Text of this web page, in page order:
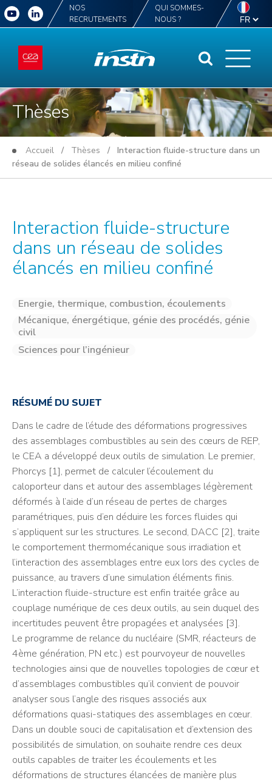
NOS
RECRUTEMENTS
QUI SOMMES-
NOUS ?
Thèses
Accueil / Thèses / Interaction fluide-structure dans un
réseau de solides élancés en milieu confiné
Interaction fluide-structure
dans un réseau de solides
élancés en milieu confiné
Energie, thermique, combustion, écoulements
Mécanique, énergétique, génie des procédés, génie
civil
Sciences pour l’ingénieur
RÉSUMÉ DU SUJET
Dans le cadre de l’étude des déformations progressives
des assemblages combustibles au sein des cœurs de REP,
le CEA a développé deux outils de simulation. Le premier,
Phorcys [1], permet de calculer l’écoulement du
caloporteur dans et autour des assemblages légèrement
déformés à l’aide d’un réseau de pertes de charges
paramétriques, puis d’en déduire les forces fluides qui
s’appliquent sur les structures. Le second, DACC [2], traite
le comportement thermomécanique sous irradiation et
l’interaction des assemblages entre eux lors des cycles de
puissance, au travers d’une simulation éléments finis.
L’interaction fluide-structure est enfin traitée grâce au
couplage numérique de ces deux outils, au sein duquel des
incertitudes peuvent être propagées et analysées [3].
Le programme de relance du nucléaire (SMR, réacteurs de
4ème génération, PN etc.) est pourvoyeur de nouvelles
technologies ainsi que de nouvelles topologies de cœur et
d’assemblages combustibles qu’il convient de pouvoir
analyser sous l’angle des risques associés aux
déformations quasi-statiques des assemblages en cœur.
Dans un double souci de capitalisation et d’extension des
possibilités de simulation, on souhaite rendre ces deux
outils capables de traiter les écoulements et les
déformations de structures élancées de manière plus